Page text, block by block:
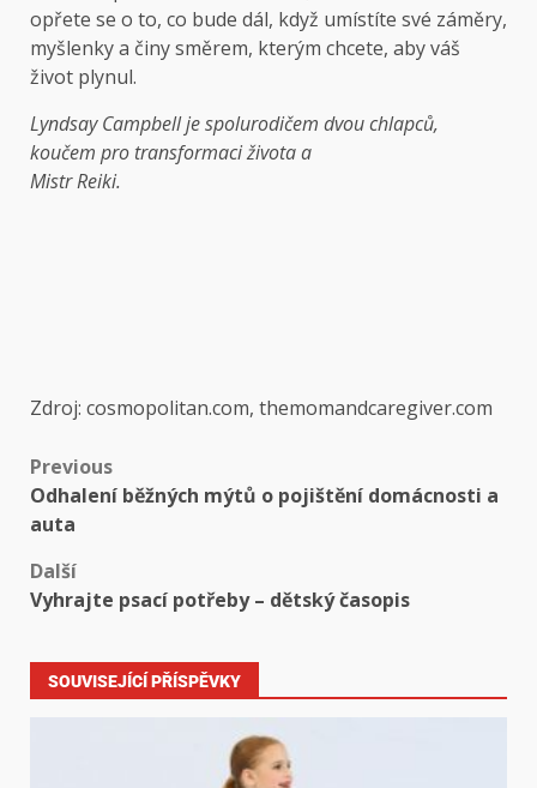
opřete se o to, co bude dál, když umístíte své záměry,
myšlenky a činy směrem, kterým chcete, aby váš
život plynul.
Lyndsay Campbell je spolurodičem dvou chlapců,
koučem pro transformaci života a
Mistr Reiki.
Zdroj: cosmopolitan.com, themomandcaregiver.com
Previous
Odhalení běžných mýtů o pojištění domácnosti a
auta
Další
Vyhrajte psací potřeby – dětský časopis
SOUVISEJÍCÍ PŘÍSPĚVKY